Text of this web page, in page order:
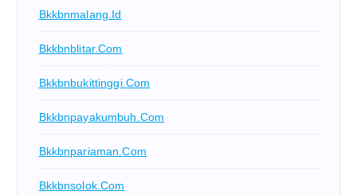
Bkkbnmalang.id
Bkkbnblitar.com
Bkkbnbukittinggi.com
Bkkbnpayakumbuh.com
Bkkbnpariaman.com
Bkkbnsolok.com